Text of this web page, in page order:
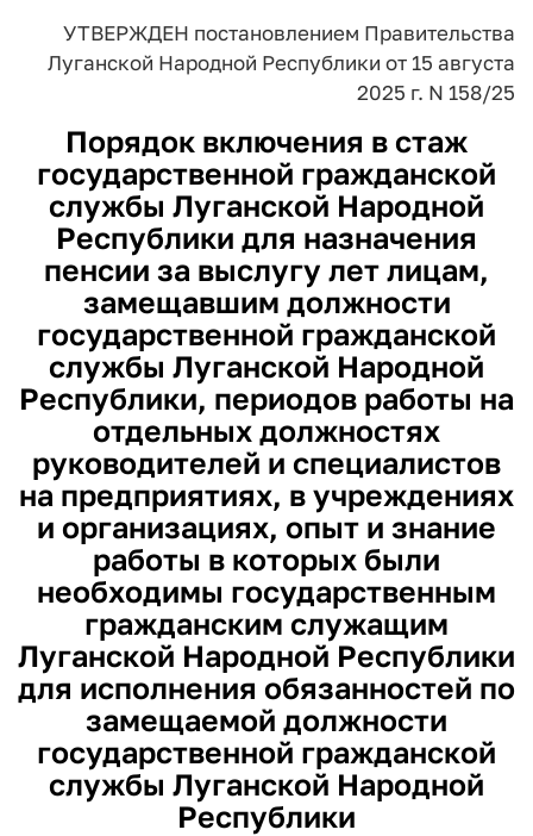
УТВЕРЖДЕН постановлением Правительства
Луганской Народной Республики от 15 августа
2025 г. N 158/25
Порядок включения в стаж
государственной гражданской
службы Луганской Народной
Республики для назначения
пенсии за выслугу лет лицам,
замещавшим должности
государственной гражданской
службы Луганской Народной
Республики, периодов работы на
отдельных должностях
руководителей и специалистов
на предприятиях, в учреждениях
и организациях, опыт и знание
работы в которых были
необходимы государственным
гражданским служащим
Луганской Народной Республики
для исполнения обязанностей по
замещаемой должности
государственной гражданской
службы Луганской Народной
Республики